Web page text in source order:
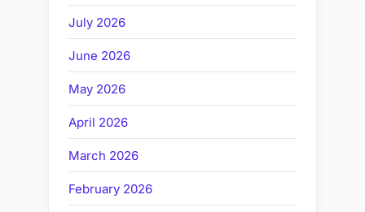
July 2026
June 2026
May 2026
April 2026
March 2026
February 2026